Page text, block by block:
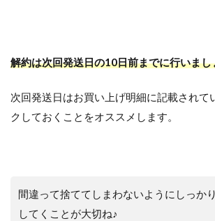
解約は次回発送日の10日前までに行いまし
次回発送日はお買い上げ明細に記載されて
クしておくことをオススメします。
間違って捨ててしまわないようにしっか
してくことが大切ね♪